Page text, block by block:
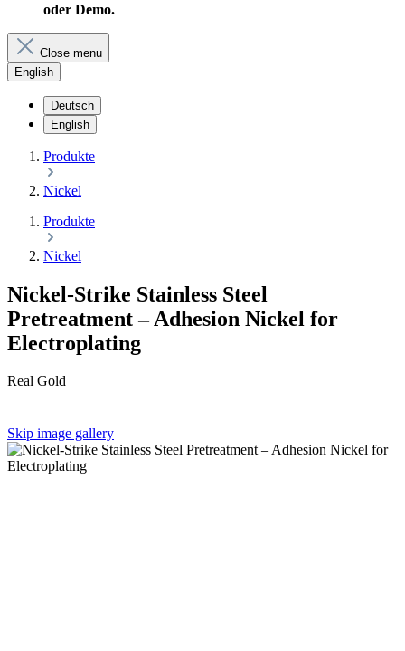
oder Demo.
Close menu
English
Deutsch
English
Produkte
Nickel
Produkte
Nickel
Nickel-Strike Stainless Steel
Pretreatment – Adhesion Nickel for
Electroplating
Real Gold
Skip image gallery